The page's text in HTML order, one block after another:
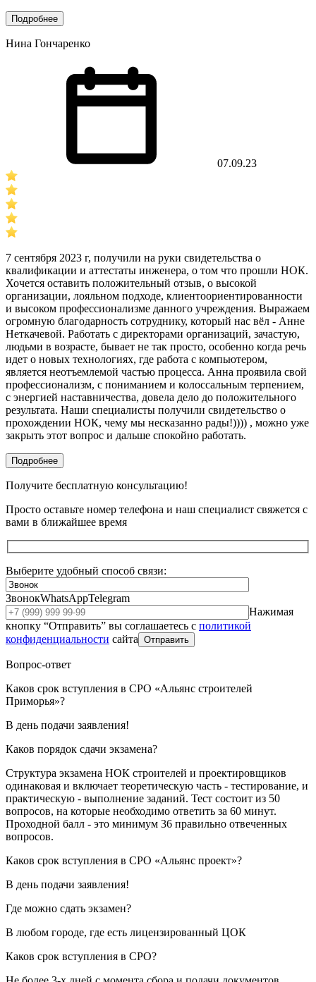
Подробнее
Нина Гончаренко
07.09.23
7 сентября 2023 г, получили на руки свидетельства о
квалификации и аттестаты инженера, о том что прошли НОК.
Хочется оставить положительный отзыв, о высокой
организации, лояльном подходе, клиентоориентированности
и высоком профессионализме данного учреждения. Выражаем
огромную благодарность сотруднику, который нас вёл - Анне
Неткачевой. Работать с директорами организаций, зачастую,
людьми в возрасте, бывает не так просто, особенно когда речь
идет о новых технологиях, где работа с компьютером,
является неотъемлемой частью процесса. Анна проявила свой
профессионализм, с пониманием и колоссальным терпением,
с энергией наставничества, довела дело до положительного
результата. Наши специалисты получили свидетельство о
прохождении НОК, чему мы несказанно рады!)))) , можно уже
закрыть этот вопрос и дальше спокойно работать.
Подробнее
Получите бесплатную консультацию!
Просто оставьте номер телефона и наш специалист свяжется с
вами в ближайшее время
Выберите удобный способ связи:
ЗвонокWhatsAppTelegram
Нажимая
кнопку “Отправить” вы соглашаетесь с политикой
конфиденциальности сайта Отправить
Вопрос-ответ
Каков срок вступления в СРО «Альянс строителей
Приморья»?
В день подачи заявления!
Каков порядок сдачи экзамена?
Структура экзамена НОК строителей и проектировщиков
одинаковая и включает теоретическую часть - тестирование, и
практическую - выполнение заданий. Тест состоит из 50
вопросов, на которые необходимо ответить за 60 минут.
Проходной балл - это минимум 36 правильно отвеченных
вопросов.
Каков срок вступления в СРО «Альянс проект»?
В день подачи заявления!
Где можно сдать экзамен?
В любом городе, где есть лицензированный ЦОК
Каков срок вступления в СРО?